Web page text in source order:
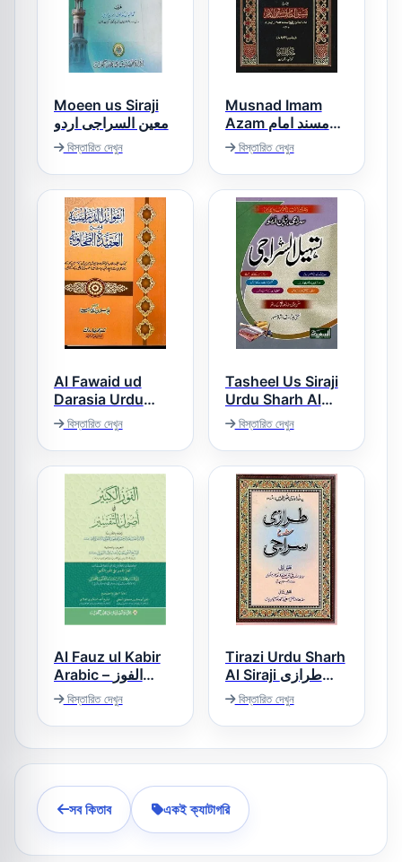
Moeen us Siraji
معین السراجی اردو
বিস্তারিত দেখুন
Musnad Imam
Azam مسند امام
اعظم
বিস্তারিত দেখুন
Al Fawaid ud
Darasia Urdu
Sharh Al Aqeeda
Al Tahawiah
الفوائد الدراسیہ اردو
شرح العقیدۃ
الطحاویۃ
বিস্তারিত দেখুন
Tasheel Us Siraji
Urdu Sharh Al
Siraji تسھیل
السراجی اردو شرح
السراجی
বিস্তারিত দেখুন
Al Fauz ul Kabir
Arabic – الفوز
الكبير عربى
বিস্তারিত দেখুন
Tirazi Urdu Sharh
Al Siraji طرازی
اردو شرح السراجی
বিস্তারিত দেখুন
সব কিতাব একই ক্যাটাগরি